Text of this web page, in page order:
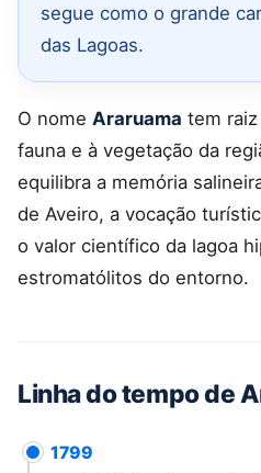
segue como o grande
das Lagoas.
O nome Araruama tem
fauna e à vegetação da
equilibra a memória
de Aveiro, a vocação
o valor científico da lagoa
estromatólitos do entorno.
Linha do tempo de
1799